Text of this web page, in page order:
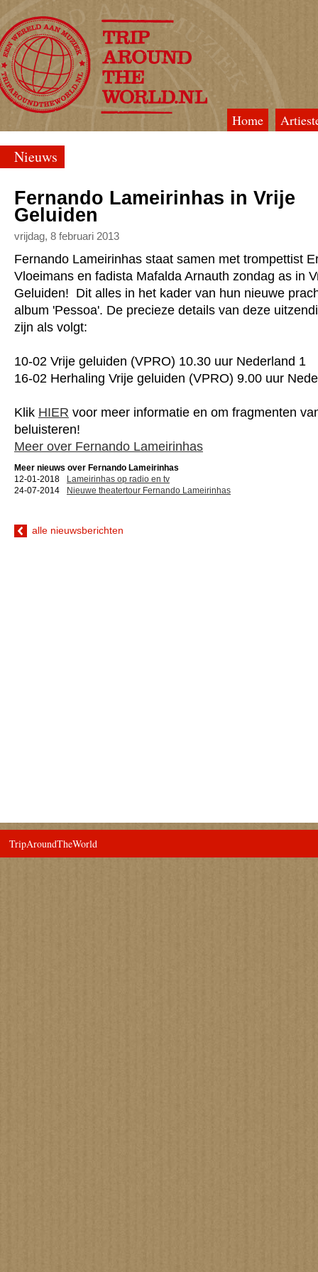
Home
Nieuws
Fernando Lameirinhas in Vrije
Geluiden
vrijdag, 8 februari 2013
Fernando Lameirinhas staat samen met trompettist
Vloeimans en fadista Mafalda Arnauth zondag as in
Geluiden! Dit alles in het kader van hun nieuwe
album 'Pessoa'. De precieze details van deze
zijn als volgt:
10-02 Vrije geluiden (VPRO) 10.30 uur Nederland 1
16-02 Herhaling Vrije geluiden (VPRO) 9.00 uur
Klik HIER voor meer informatie en om fragmenten
beluisteren!
Meer over Fernando Lameirinhas
Meer nieuws over Fernando Lameirinhas
12-01-2018
Lameirinhas op radio en tv
24-07-2014
Nieuwe theatertour Fernando Lameirinhas
alle nieuwsberichten
TripAroundTheWorld